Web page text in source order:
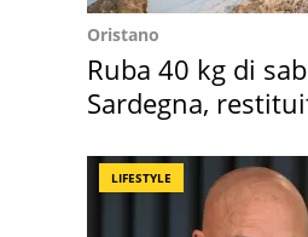
Oristano
Ruba 40 kg di
Sardegna,
LIFESTYLE